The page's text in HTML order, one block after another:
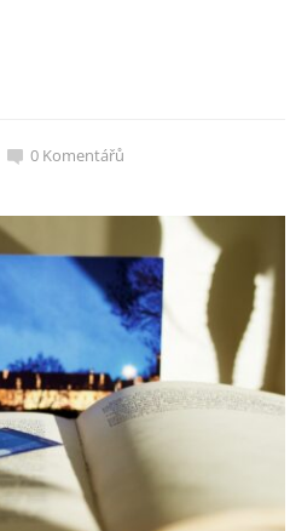
0 Komentářů